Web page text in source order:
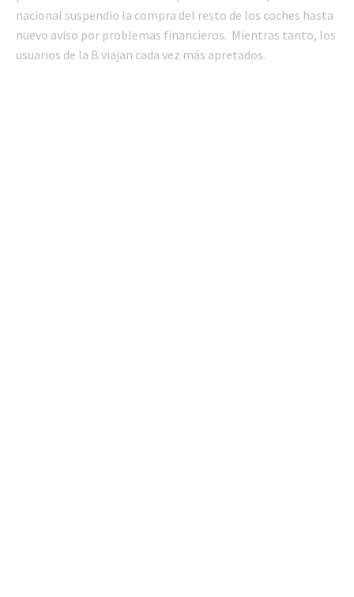
nacional suspendio la compra del resto de los coches hasta
nuevo aviso por problemas financieros. Mientras tanto, los
usuarios de la B viajan cada vez más apretados.